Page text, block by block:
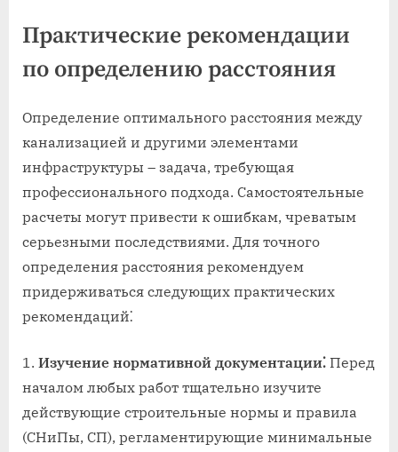
Практические рекомендации
по определению расстояния
Определение оптимального расстояния между
канализацией и другими элементами
инфраструктуры – задача, требующая
профессионального подхода. Самостоятельные
расчеты могут привести к ошибкам, чреватым
серьезными последствиями. Для точного
определения расстояния рекомендуем
придерживаться следующих практических
рекомендаций⁚
Изучение нормативной документации⁚ Перед
началом любых работ тщательно изучите
действующие строительные нормы и правила
(СНиПы, СП), регламентирующие минимальные